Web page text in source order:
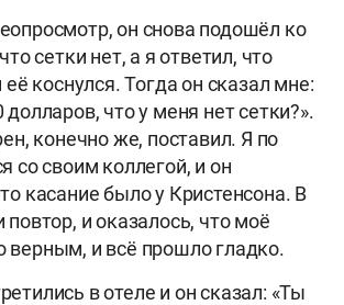
он снова подошёл ко
сетки нет, а я ответил, что
её коснулся. Тогда он сказал мне:
что у меня нет сетки?».
конечно же, поставил. Я по
со своим коллегой, и он
касание было у Кристенсона. В
повтор, и оказалось, что моё
верным, и всё прошло гладко.
в отеле и он сказал: «Ты